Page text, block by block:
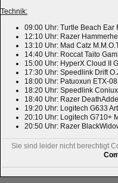
Technik:
09:00 Uhr: Turtle Beach Ear
12:10 Uhr: Razer
13:10 Uhr: Mad Catz
14:40 Uhr: Roccat Taito
15:00 Uhr: HyperX Cloud II
17:30 Uhr: Speedlink Drift
18:00 Uhr: Patuoxun ETX-
18:20 Uhr: Speedlink
18:40 Uhr: Razer
19:20 Uhr: Logitech G633
20:10 Uhr: Logitech G710+
20:50 Uhr: Razer
Sie sind leider nicht berechtigt